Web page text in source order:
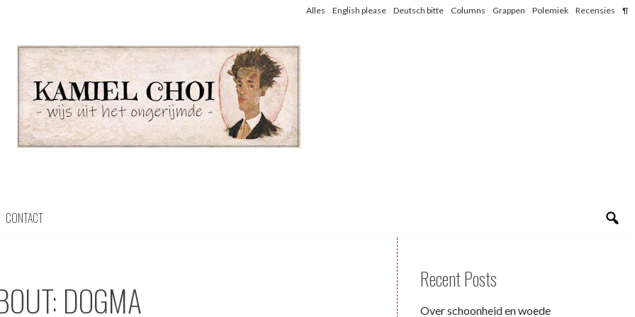
Alles English please Deutsch bitte Columns Grappen Polemiek Recensies ¶
CONTACT
DOGMA Recent Posts
Over schoonheid en woede